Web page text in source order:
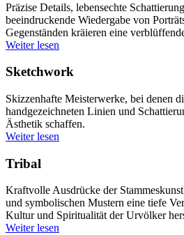
Präzise Details, lebensechte
beeindruckende Wiedergabe von
Gegenständen kräieren eine
Weiter lesen
Sketchwork
Skizzenhafte Meisterwerke, bei denen
handgezeichneten Linien und
Ästhetik schaffen.
Weiter lesen
Tribal
Kraftvolle Ausdrücke der
und symbolischen Mustern eine tiefe
Kultur und Spiritualität der Urvölker
Weiter lesen